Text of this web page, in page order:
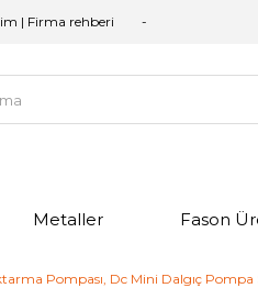
| Firma rehberi
Metaller Fason
Pompası, Dc Mini Dalgıç